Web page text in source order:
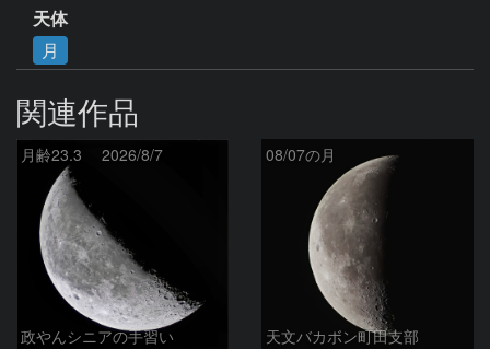
天体
月
関連作品
月齢23.3 2026/8/7
政やんシニアの手習い
08/07の月
天文バカボン町田支部